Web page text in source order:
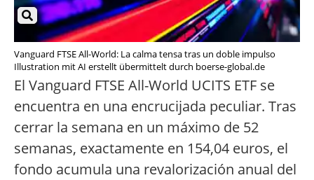
Vanguard FTSE All-World: La calma tensa tras un doble impulso
Illustration mit AI erstellt übermittelt durch boerse-global.de
El Vanguard FTSE All-World UCITS ETF se
encuentra en una encrucijada peculiar. Tras
cerrar la semana en un máximo de 52
semanas, exactamente en 154,04 euros, el
fondo acumula una revalorización anual del